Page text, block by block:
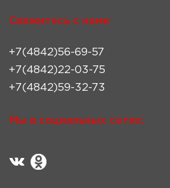
Свяжитесь с нами
+7(4842)56-69-57
+7(4842)22-03-75
+7(4842)59-32-73
Мы в социальных сетях: